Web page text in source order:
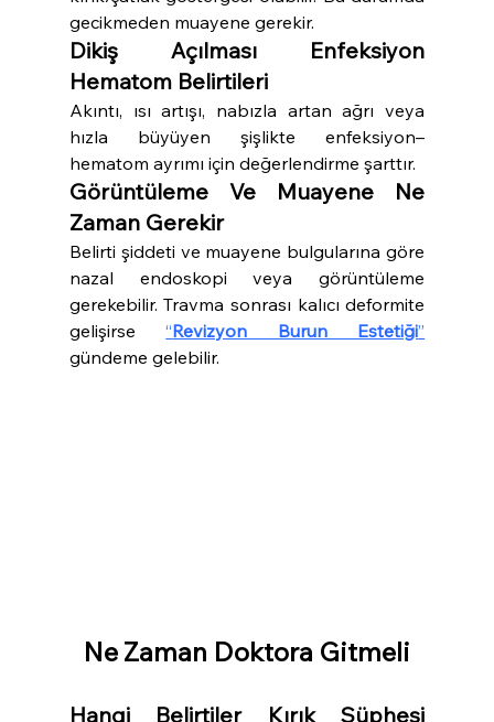
gecikmeden muayene gerekir.
Dikiş Açılması Enfeksiyon
Hematom Belirtileri
Akıntı, ısı artışı, nabızla artan ağrı veya
hızla büyüyen şişlikte enfeksiyon–
hematom ayrımı için değerlendirme şarttır.
Görüntüleme Ve Muayene Ne
Zaman Gerekir
Belirti şiddeti ve muayene bulgularına göre
nazal endoskopi veya görüntüleme
gerekebilir. Travma sonrası kalıcı deformite
gelişirse “Revizyon Burun Estetiği”
gündeme gelebilir.
Ne Zaman Doktora Gitmeli
Hangi Belirtiler Kırık Şüphesi